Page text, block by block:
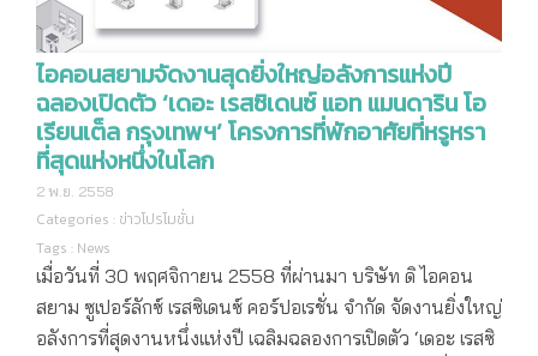
ไอคอนสยามจัดงานสุดยิ่งใหญ่อลังการแห่งปี
ฉลองเปิดตัว ‘เดอะ เรสซิเดนซ์ แอท แมนดาริน โอ
เรียนเต็ล กรุงเทพฯ’ โครงการที่พักอาศัยที่หรูหรา
ที่สุดแห่งหนึ่งในโลก
2 พ.ย. 2558
Categories : ข่าวโปรโมชั่น
Tags : News
เมื่อวันที่ 30 พฤศจิกายน 2558 ที่ผ่านมา บริษัท ดิ ไอคอน
สยาม ซูเปอร์ลักซ์ เรสซิเดนซ์ คอร์ปอเรชั่น จำกัด จัดงานยิ่งใหญ่
อลังการที่สุดงานหนึ่งแห่งปี เฉลิมฉลองการเปิดตัว ‘เดอะ เรสซิ